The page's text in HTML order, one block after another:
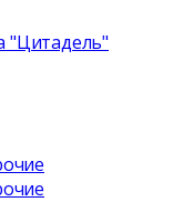
"Цитадель"